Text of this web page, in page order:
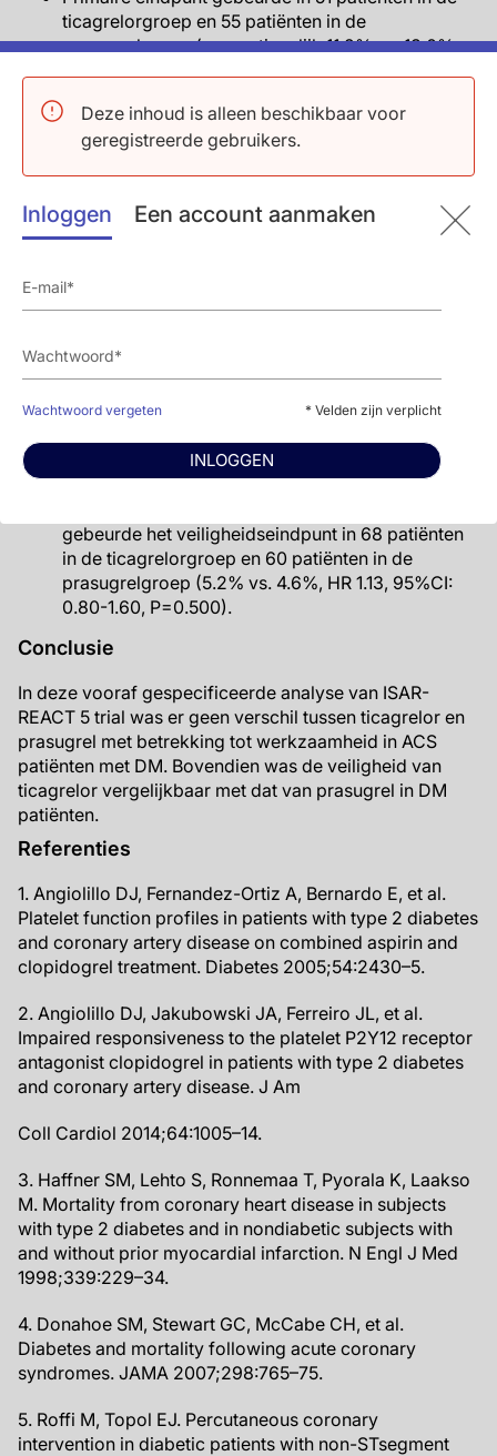
Deze inhoud is alleen beschikbaar voor
geregistreerde gebruikers.
Inloggen Een account aanmaken
Wachtwoord vergeten * Velden zijn verplicht
INLOGGEN
ticagrelorgroep en 55 patiënten in de
prasugrelgroep (respectievelijk 11.2% vs. 13.0%;
in diegenen op ticagrelor in vergelijking met
diegenen op prasugrel (HR 1.70, 95%CI: 1.29 tot
effectiviteitsuitkomst (Pinteractie=0.0035).
In patiënten zonder DM waren geen verschillen
effectiviteitsuitkomsten of incidentie van
stenttrombose, terwijl er een significant lager
prasugrel in vergelijking met ticagrelor in
In patiënten met DM gebeurde het
ticagrelorgroep en 19 patiënten in de
prasugrelgroep (6.9% vs. 5.5%, HR 1.27, 95%I:
gebeurde het veiligheidseindpunt in 68 patiënten
in de ticagrelorgroep en 60 patiënten in de
prasugrelgroep (5.2% vs. 4.6%, HR 1.13, 95%CI:
0.80-1.60, P=0.500).
Conclusie
In deze vooraf gespecificeerde analyse van ISAR-
REACT 5 trial was er geen verschil tussen ticagrelor en
prasugrel met betrekking tot werkzaamheid in ACS
patiënten met DM. Bovendien was de veiligheid van
ticagrelor vergelijkbaar met dat van prasugrel in DM
patiënten.
Referenties
1. Angiolillo DJ, Fernandez-Ortiz A, Bernardo E, et al.
Platelet function profiles in patients with type 2 diabetes
and coronary artery disease on combined aspirin and
clopidogrel treatment. Diabetes 2005;54:2430–5.
2. Angiolillo DJ, Jakubowski JA, Ferreiro JL, et al.
Impaired responsiveness to the platelet P2Y12 receptor
antagonist clopidogrel in patients with type 2 diabetes
and coronary artery disease. J Am
Coll Cardiol 2014;64:1005–14.
3. Haffner SM, Lehto S, Ronnemaa T, Pyorala K, Laakso
M. Mortality from coronary heart disease in subjects
with type 2 diabetes and in nondiabetic subjects with
and without prior myocardial infarction. N Engl J Med
1998;339:229–34.
4. Donahoe SM, Stewart GC, McCabe CH, et al.
Diabetes and mortality following acute coronary
syndromes. JAMA 2007;298:765–75.
5. Roffi M, Topol EJ. Percutaneous coronary
intervention in diabetic patients with non-STsegment